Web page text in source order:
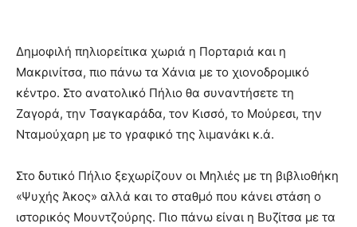
Δημοφιλή πηλιορείτικα χωριά η Πορταριά και η
Μακρινίτσα, πιο πάνω τα Χάνια με το χιονοδρομικό
κέντρο. Στο ανατολικό Πήλιο θα συναντήσετε τη
Ζαγορά, την Τσαγκαράδα, τον Κισσό, το Μούρεσι, την
Νταμούχαρη με το γραφικό της λιμανάκι κ.ά.
Στο δυτικό Πήλιο ξεχωρίζουν οι Μηλιές με τη βιβλιοθήκη
«Ψυχής Άκος» αλλά και το σταθμό που κάνει στάση ο
ιστορικός Μουντζούρης. Πιο πάνω είναι η Βυζίτσα με τα